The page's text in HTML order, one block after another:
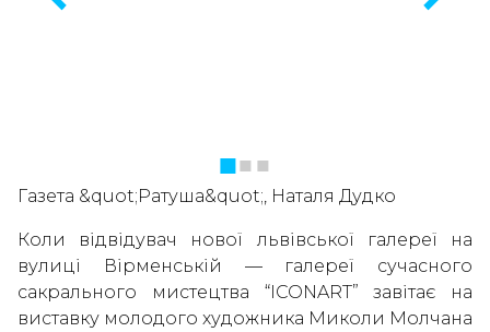
Газета &quot;Ратуша&quot;, Наталя Дудко
Коли відвідувач нової львівської галереї на
вулиці Вірменській — галереї сучасного
сакрального мистецтва “ICONART” завітає на
виставку молодого художника Миколи Молчана